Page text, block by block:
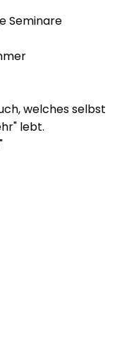
Seminare
welches selbst
lebt.